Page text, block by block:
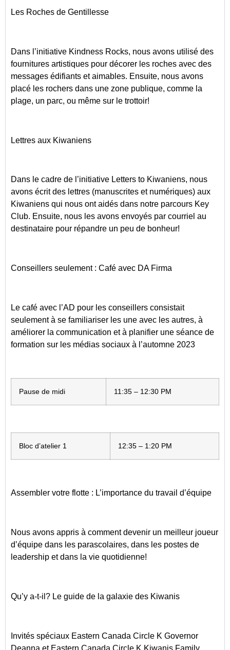
Les Roches de Gentillesse
Dans l’initiative Kindness Rocks, nous avons utilisé des
fournitures artistiques pour décorer les roches avec des
messages édifiants et aimables. Ensuite, nous avons
placé les rochers dans une zone publique, comme la
plage, un parc, ou même sur le trottoir!
Lettres aux Kiwaniens
Dans le cadre de l’initiative Letters to Kiwaniens, nous
avons écrit des lettres (manuscrites et numériques) aux
Kiwaniens qui nous ont aidés dans notre parcours Key
Club. Ensuite, nous les avons envoyés par courriel au
destinataire pour répandre un peu de bonheur!
Conseillers seulement : Café avec DA Firma
Le café avec l’AD pour les conseillers consistait
seulement à se familiariser les une avec les autres, à
améliorer la communication et à planifier une séance de
formation sur les médias sociaux à l’automne 2023
Pause de midi 11:35 – 12:30 PM
Bloc d’atelier 1 12:35 – 1:20 PM
Assembler votre flotte : L’importance du travail d’équipe
Nous avons appris à comment devenir un meilleur joueur
d’équipe dans les parascolaires, dans les postes de
leadership et dans la vie quotidienne!
Qu’y a-t-il? Le guide de la galaxie des Kiwanis
Invités spéciaux Eastern Canada Circle K Governor
Deanna et Eastern Canada Circle K Kiwanis Family